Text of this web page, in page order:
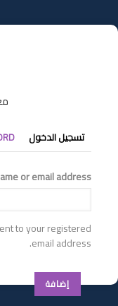
إلى
المحتوى
التبويبات
الأساسية
تسجيل الدخول
or email address
to your registered
email address.